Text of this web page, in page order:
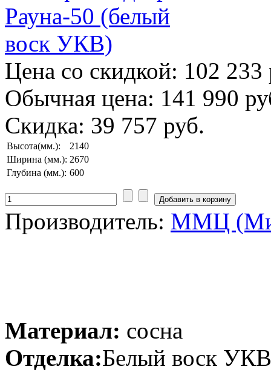
Цена со скидкой: 102 233
Обычная цена: 141 990
Скидка: 39 757 руб.
Высота(мм.):
2140
Ширина (мм.): 2670
Глубина (мм.): 600
Производитель: ММЦ
Материал: сосна
Отделка:Белый воск УКВ